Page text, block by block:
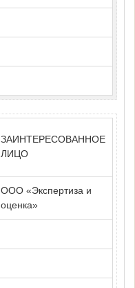
ЗАИНТЕРЕСОВАННОЕ
ЛИЦО
ООО «Экспертиза и
оценка»